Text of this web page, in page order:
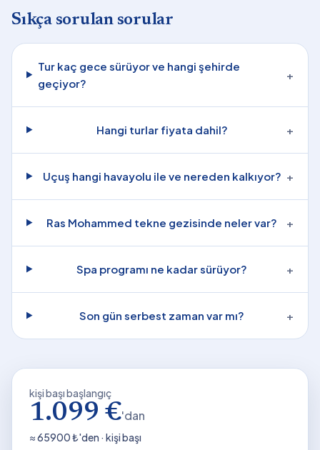
Sıkça sorulan sorular
Tur kaç gece sürüyor ve hangi şehirde
geçiyor?
+
Hangi turlar fiyata dahil? +
Uçuş hangi havayolu ile ve nereden kalkıyor? +
Ras Mohammed tekne gezisinde neler var? +
Spa programı ne kadar sürüyor? +
Son gün serbest zaman var mı? +
kişi başı başlangıç
1.099 €'dan
≈65900₺'den · kişi başı